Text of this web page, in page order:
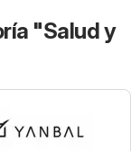
"Salud y